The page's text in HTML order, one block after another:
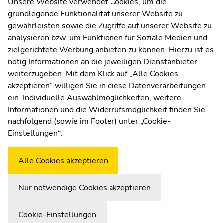
Moodle
UNIGRAZonline
Impressum
Datenschutzerklärung
Cookie-Einstellungen
Barrierefreiheitserklärung
WetterstationUni Graz
grundlegende Funktionalität unserer Website zu
gewährleisten sowie die Zugriffe auf unserer Website zu
analysieren bzw. um Funktionen für Soziale Medien und
zielgerichtete Werbung anbieten zu können. Hierzu ist es
nötig Informationen an die jeweiligen Dienstanbieter
weiterzugeben. Mit dem Klick auf „Alle Cookies
akzeptieren“ willigen Sie in diese Datenverarbeitungen
ein. Individuelle Auswahlmöglichkeiten, weitere
Informationen und die Widerrufsmöglichkeit finden Sie
nachfolgend (sowie im Footer) unter „Cookie-
Einstellungen“.
Alle Cookies akzeptieren
Nur notwendige Cookies akzeptieren
Cookie-Einstellungen